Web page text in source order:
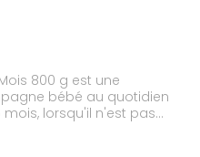
bébé au quotidien
lorsqu'il n'est pas
unique
3).